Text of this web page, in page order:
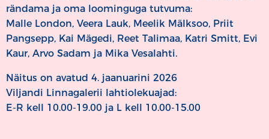
rändama ja oma loominguga tutvuma:
Malle London, Veera Lauk, Meelik Mälksoo, Priit
Pangsepp, Kai Mägedi, Reet Talimaa, Katri Smitt, Evi
Kaur, Arvo Sadam ja Mika Vesalahti.
Näitus on avatud 4. jaanuarini 2026
Viljandi Linnagalerii lahtiolekuajad:
E-R kell 10.00-19.00 ja L kell 10.00-15.00